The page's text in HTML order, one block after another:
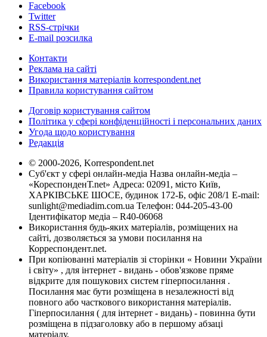
Facebook
Twitter
RSS-стрічки
E-mail розсилка
Контакти
Реклама на сайті
Використання матеріалів korrespondent.net
Правила користування сайтом
Договір користування сайтом
Політика у сфері конфіденційності і персональних даних
Угода щодо користування
Редакція
© 2000-2026, Korrespondent.net
Суб'єкт у сфері онлайн-медіа Назва онлайн-медіа –
«КореспонденТ.net» Адреса: 02091, місто Київ,
ХАРКІВСЬКЕ ШОСЕ, будинок 172-Б, офіс 208/1 E-mail:
sunlight@mediadim.com.ua Телефон: 044-205-43-00
Ідентифікатор медіа – R40-06068
Використання будь-яких матеріалів, розміщених на
сайті, дозволяється за умови посилання на
Корреспондент.net.
При копіюванні матеріалів зі сторінки « Новини України
і світу» , для інтернет - видань - обов'язкове пряме
відкрите для пошукових систем гіперпосилання .
Посилання має бути розміщена в незалежності від
повного або часткового використання матеріалів.
Гіперпосилання ( для інтернет - видань) - повинна бути
розміщена в підзаголовку або в першому абзаці
матеріалу.